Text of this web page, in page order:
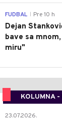
FUDBAL Pre 10 h
Dejan
bave sa
miru"
KOLUMNA
23.07.2026.